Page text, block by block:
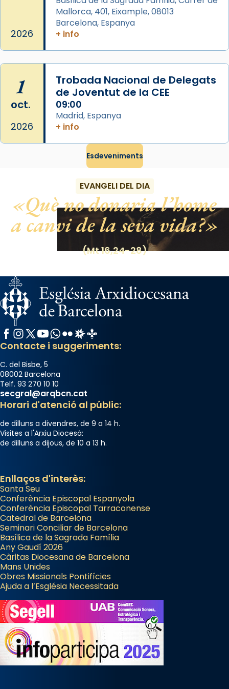
gran a Mataró.
«Si vols saber què és calor, ves per les
Santes a Mataró»🥵.
2026
Mallorca, 401, Eixample, 08013
Barcelona, Espanya
+ info
1
oct.
2026
Trobada Nacional de Delegats
de Joventut de la CEE
09:00
Madrid, Espanya
+ info
Esdeveniments
EVANGELI DEL DIA
Què no donaria l’home
a canvi de la seva vida?
(Mt 16,24-28)
Facebook
Instagram
X / Twitter
YouTube
WhatsApp
FlickrRadio Estel
Catalunya Cristiana
Contacte i suggeriments:
C. del Bisbe, 5
08002 Barcelona
Telf. 93 270 10 10
secgral@arqbcn.cat
Horari d'atenció al públic:
de dilluns a divendres, de 9 a 14 h.
Visites a l'Arxiu Diocesà:
de dilluns a dijous, de 10 a 13 h.
Enllaços d'interès:
Santa Seu
Conferència Episcopal Espanyola
Conferència Episcopal Tarraconense
Catedral de Barcelona
Seminari Conciliar de Barcelona
Basílica de la Sagrada Família
Any Gaudí 2026
Càritas Diocesana de Barcelona
Mans Unides
Obres Missionals Pontifícies
Ajuda a l’Església Necessitada